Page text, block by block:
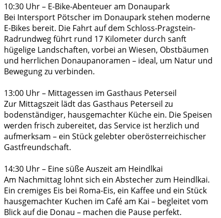
10:30 Uhr – E-Bike-Abenteuer am Donaupark
Bei Intersport Pötscher im Donaupark stehen moderne
E-Bikes bereit. Die Fahrt auf dem Schloss-Pragstein-
Radrundweg führt rund 17 Kilometer durch sanft
hügelige Landschaften, vorbei an Wiesen, Obstbäumen
und herrlichen Donaupanoramen – ideal, um Natur und
Bewegung zu verbinden.
13:00 Uhr – Mittagessen im Gasthaus Peterseil
Zur Mittagszeit lädt das Gasthaus Peterseil zu
bodenständiger, hausgemachter Küche ein. Die Speisen
werden frisch zubereitet, das Service ist herzlich und
aufmerksam – ein Stück gelebter oberösterreichischer
Gastfreundschaft.
14:30 Uhr – Eine süße Auszeit am Heindlkai
Am Nachmittag lohnt sich ein Abstecher zum Heindlkai.
Ein cremiges Eis bei Roma-Eis, ein Kaffee und ein Stück
hausgemachter Kuchen im Café am Kai – begleitet vom
Blick auf die Donau – machen die Pause perfekt.